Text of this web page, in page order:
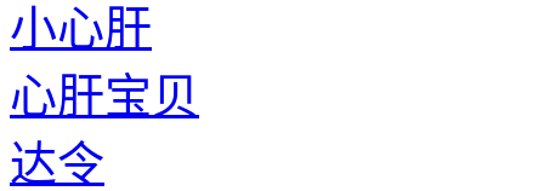
小心肝
心肝宝贝
达令